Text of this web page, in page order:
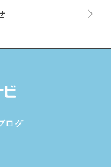
ログ